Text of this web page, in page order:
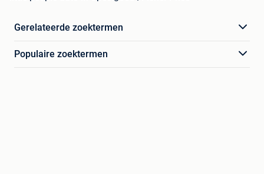
Gerelateerde zoektermen
Populaire zoektermen